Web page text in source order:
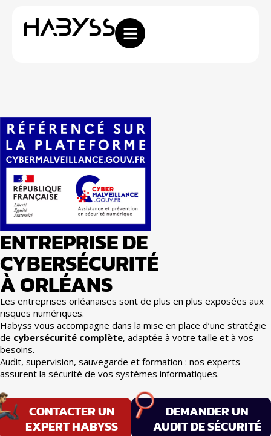
ENTREPRISE DE
CYBERSÉCURITÉ
À ORLÉANS
Les entreprises orléanaises sont de plus en plus exposées aux
risques numériques.
Habyss vous accompagne dans la mise en place d’une stratégie
de cybersécurité complète, adaptée à votre taille et à vos
besoins.
Audit, supervision, sauvegarde et formation : nos experts
assurent la sécurité de vos systèmes informatiques.
CONTACTER UN
EXPERT HABYSS
DEMANDER UN
AUDIT DE SÉCURITÉ